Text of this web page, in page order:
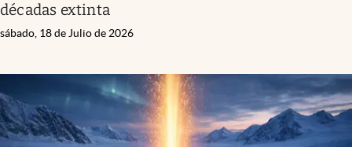
décadas extinta
sábado, 18 de Julio de 2026